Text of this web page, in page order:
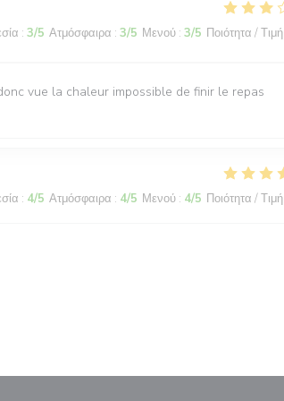
: 3/5 Ατμόσφαιρα : 3/5 Μενού : 3/5 Ποιότητα / Τιμή
vue la chaleur impossible de finir le repas
: 4/5 Ατμόσφαιρα : 4/5 Μενού : 4/5 Ποιότητα / Τιμή